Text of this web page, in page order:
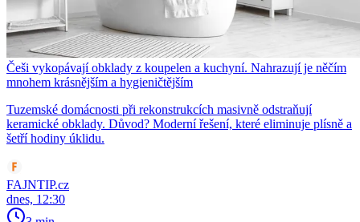
Češi vykopávají obklady z koupelen a kuchyní. Nahrazují je něčím
mnohem krásnějším a hygieničtějším
Tuzemské domácnosti při rekonstrukcích masivně odstraňují
keramické obklady. Důvod? Moderní řešení, které eliminuje plísně a
šetří hodiny úklidu.
FAJNTIP.cz
dnes, 12:30